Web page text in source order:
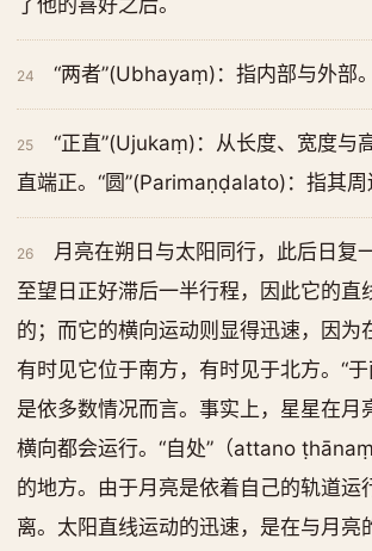
了他的喜好之后。
24 “两者”(Ubhayaṃ)：指内部与外部。
25
“正直”(Ujukaṃ)：从长度、宽度与
直端正。“圆”(Parimaṇḍalato)：指其周
26
月亮在朔日与太阳同行，此后日复
至望日正好滞后一半行程，因此它的直
的；而它的横向运动则显得迅速，因为
有时见它位于南方，有时见于北方。“于
是依多数情况而言。事实上，星星在月
横向都会运行。“自处”（attano
的地方。由于月亮是依着自己的轨道运
离。太阳直线运动的迅速，是在与月亮